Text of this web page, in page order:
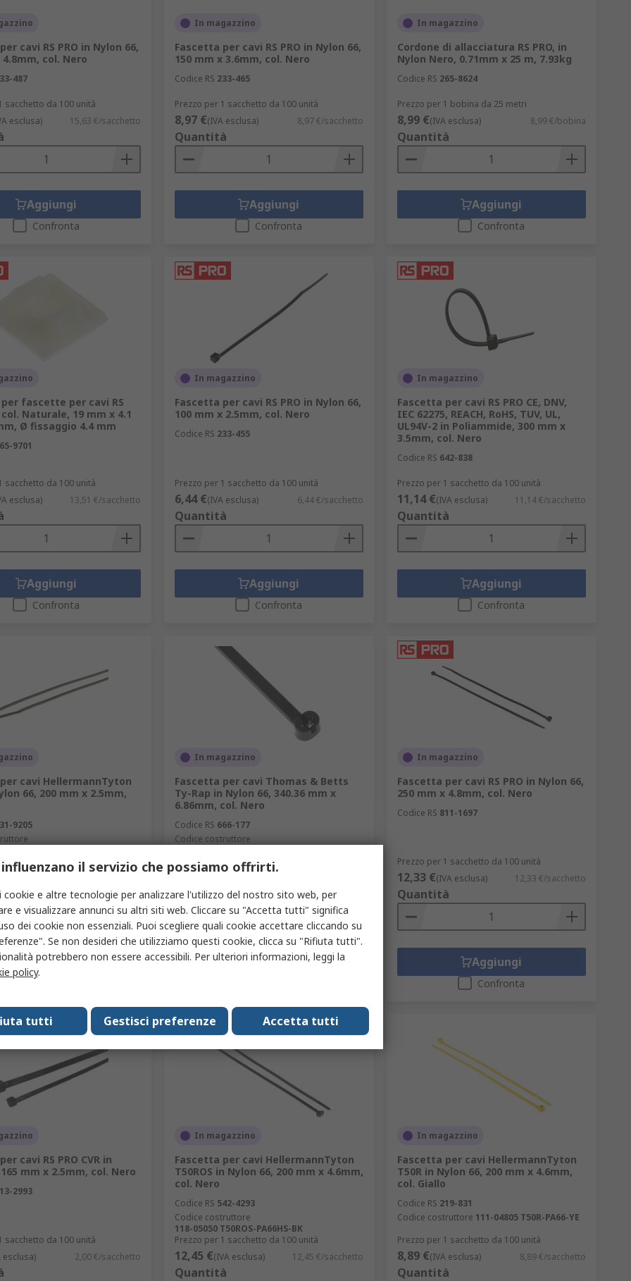
i cavi può migliorare le prestazioni ed estendere la durata, nonché ridurre i tempi di
delle operazioni corrette di unione e organizzazione dei cavi è il miglioramento sul piano
un accessorio?
il tipo di prodotto da usare per garantire prestazioni ottimali. I fattori più importanti da
elementi a cui deve resistere. Qui sono indicati alcuni esempi:
massima e minime a cui sarà esposto?
valore nominale di prestazioni ignifughe?
UV per l'uso esterno o per resistere a condizioni di umidità nel sottosuolo?
ATEX?
momento oppure ha bisogno di un'eventuale apparecchiatura?
fascette per cavi e gli accessori?
in cui trovano impiego gli accessori e gli strumenti per cavi:
cavi RS PRO in Nylon 66,
col. Nero
487
sacchetto da 100 unità
esclusa) 15,63 €/sacchetto
Aggiungi
Confronta
In magazzino
Fascetta per cavi RS PRO in Nylon 66,
150 mm x 3.6mm, col. Nero
Codice RS 233-465
Prezzo per 1 sacchetto da 100 unità
8,97 €(IVA esclusa) 8,97 €/sacchetto
Quantità
Aggiungi
Confronta
In magazzino
Cordone di allacciatura RS PRO, in
Nylon Nero, 0.71mm x 25 m, 7.93kg
Codice RS 265-8624
Prezzo per 1 bobina da 25 metri
8,99 €(IVA esclusa) 8,99 €/bobina
Quantità
Aggiungi
Confronta
fascette per cavi RS
col. Naturale, 19 mm x 4.1
Ø fissaggio 4.4 mm
9701
sacchetto da 100 unità
esclusa) 13,51 €/sacchetto
Aggiungi
Confronta
In magazzino
Fascetta per cavi RS PRO in Nylon 66,
100 mm x 2.5mm, col. Nero
Codice RS 233-455
Prezzo per 1 sacchetto da 100 unità
6,44 €(IVA esclusa) 6,44 €/sacchetto
Quantità
Aggiungi
Confronta
In magazzino
Fascetta per cavi RS PRO CE, DNV,
IEC 62275, REACH, RoHS, TUV, UL,
UL94V-2 in Poliammide, 300 mm x
3.5mm, col. Nero
Codice RS 642-838
Prezzo per 1 sacchetto da 100 unità
11,14 €(IVA esclusa) 11,14 €/sacchetto
Quantità
Aggiungi
Confronta
cavi HellermannTyton
66, 200 mm x 2.5mm,
9205
sacchetto da 100 unità
Aggiungi
Confronta
In magazzino
Fascetta per cavi Thomas & Betts
Ty-Rap in Nylon 66, 340.36 mm x
6.86mm, col. Nero
Codice RS 666-177
Codice costruttore
Prezzo per 1 sacchetto da 100 unità
Quantità
Aggiungi
In magazzino
Fascetta per cavi RS PRO in Nylon 66,
250 mm x 4.8mm, col. Nero
Codice RS 811-1697
Prezzo per 1 sacchetto da 100 unità
12,33 €(IVA esclusa) 12,33 €/sacchetto
Quantità
Aggiungi
Confronta
cavi RS PRO CVR in
mm x 2.5mm, col. Nero
2993
sacchetto da 100 unità
esclusa) 2,00 €/sacchetto
In magazzino
Fascetta per cavi HellermannTyton
T50ROS in Nylon 66, 200 mm x 4.6mm,
col. Nero
Codice RS 542-4293
Codice costruttore
118-05050 T50ROS-PA66HS-BK
Prezzo per 1 sacchetto da 100 unità
12,45 €(IVA esclusa) 12,45 €/sacchetto
Quantità
In magazzino
Fascetta per cavi HellermannTyton
T50R in Nylon 66, 200 mm x 4.6mm,
col. Giallo
Codice RS 219-831
Codice costruttore 111-04805 T50R-PA66-YE
Prezzo per 1 sacchetto da 100 unità
8,89 €(IVA esclusa) 8,89 €/sacchetto
Quantità
il servizio che possiamo offrirti.
cookie e altre tecnologie per analizzare l'utilizzo del nostro sito web, per
e visualizzare annunci su altri siti web. Cliccare su "Accetta tutti" significa
dei cookie non essenziali. Puoi scegliere quali cookie accettare cliccando su
Se non desideri che utilizziamo questi cookie, clicca su "Rifiuta tutti".
potrebbero non essere accessibili. Per ulteriori informazioni, leggi la
policy.
Accetta tutti
Gestisci preferenze
tutti